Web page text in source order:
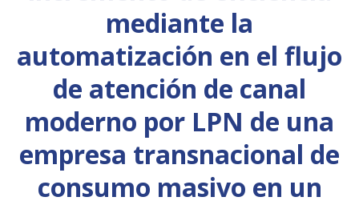
Público general
Licenciamiento Biblioteca Noticias
mediante la
automatización en el flujo
de atención de canal
moderno por LPN de una
empresa transnacional de
consumo masivo en un